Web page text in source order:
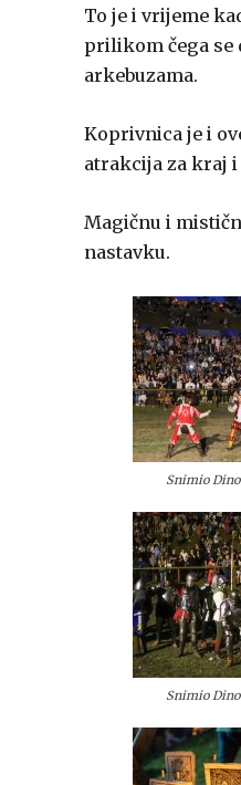
To je i vrijeme
prilikom čega se
arkebuzama.
Koprivnica je i
atrakcija za kraj
Magičnu i
nastavku.
Snimio Dino
Snimio Dino